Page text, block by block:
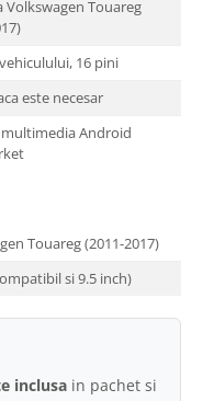
Volkswagen Touareg
16 pini
este necesar
Android
Touareg (2011-2017)
si 9.5 inch)
inclusa in pachet si